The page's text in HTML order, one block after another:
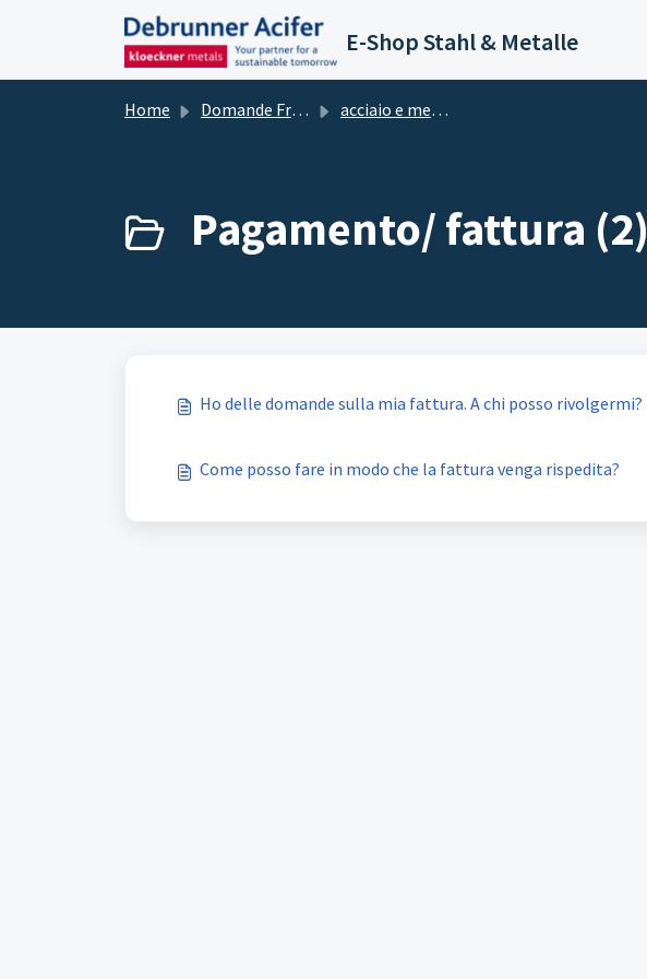
Salta al contenuto principale
E-Shop Stahl & Metalle
Home Domande Frequenti (FAQ) acciaio e metallo E-Shop
Pagamento/ fattura (2)
Ho delle domande sulla mia fattura. A chi posso rivolgermi?
Come posso fare in modo che la fattura venga rispedita?